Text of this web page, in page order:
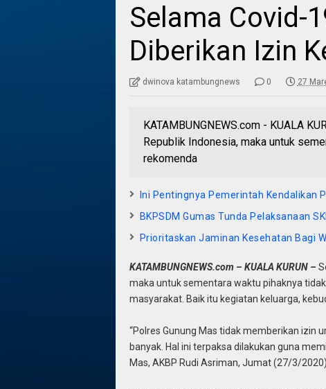
Selama Covid-
Diberikan Izin
dwinova katambungnews 0 27
KATAMBUNGNEWS.com - KUALA
Republik Indonesia, maka untuk
rekomenda
Ini Pentingnya Pemerintah Kendalikan
BKPSDM Gumas Tunda Pelaksanaan
Prioritaskan Jaminan Kesehatan Bagi
KATAMBUNGNEWS.com – KUALA KURUN –
maka untuk sementara waktu pihaknya
masyarakat. Baik itu kegiatan keluarga,
“Polres Gunung Mas tidak memberikan izin
banyak. Hal ini terpaksa dilakukan guna
Mas, AKBP Rudi Asriman, Jumat (27/3/